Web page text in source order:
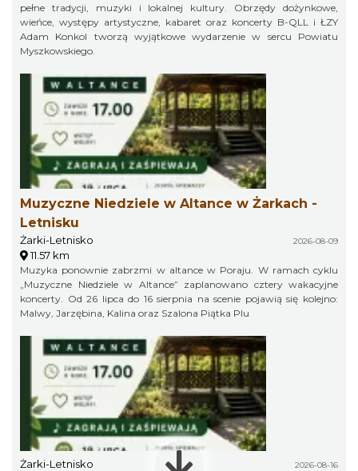
pełne tradycji, muzyki i lokalnej kultury. Obrzędy dożynkowe,
wieńce, występy artystyczne, kabaret oraz koncerty B-QLL i ŁZY
Adam Konkol tworzą wyjątkowe wydarzenie w sercu Powiatu
Myszkowskiego.
Muzyczne Niedziele w Altance w Żarkach -
Letnisku
Żarki-Letnisko 2026-08-09
11.57 km
Muzyka ponownie zabrzmi w altance w Poraju. W ramach cyklu
„Muzyczne Niedziele w Altance” zaplanowano cztery wakacyjne
koncerty. Od 26 lipca do 16 sierpnia na scenie pojawią się kolejno:
Malwy, Jarzębina, Kalina oraz Szalona Piątka Plu
Żarki-Letnisko 2026-08-16